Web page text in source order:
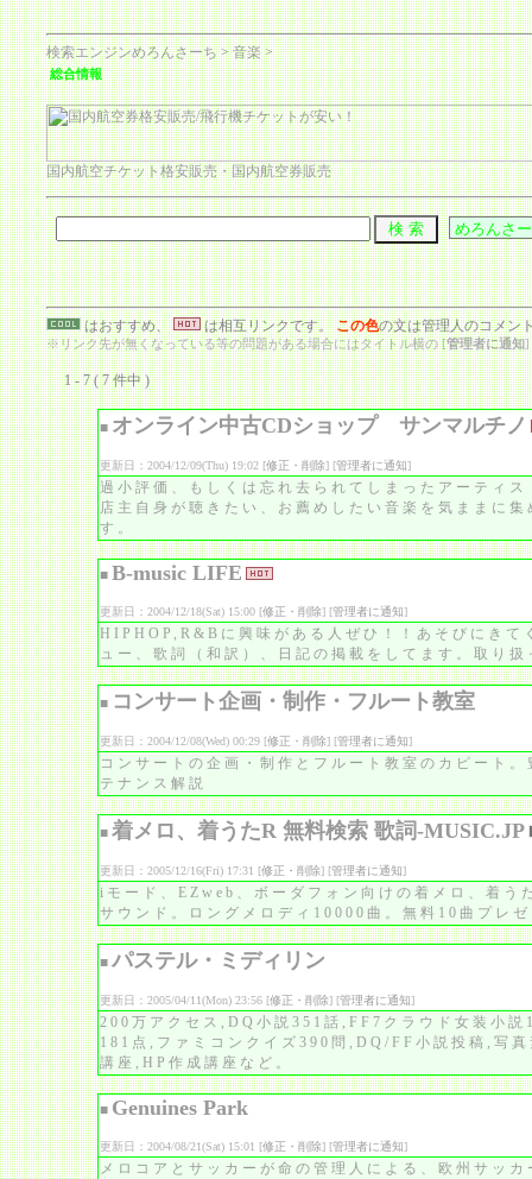
検索エンジンめろんさーち>音楽>
総合情報
国内航空チケット格安販売・国内航空券販売
はおすすめ、 は相互リンクです。この色の文は管理人のコメン
※リンク先が無くなっている等の問題がある場合にはタイトル横の [管理者に通知]
1 - 7 ( 7 件中 )
■ オンライン中古CDショップ サンマルチノ
更新日：2004/12/09(Thu) 19:02 [修正・削除] [管理者に通知]
過小評価、もしくは忘れ去られてしまったアーティ
店主自身が聴きたい、お薦めしたい音楽を気ままに
す。
■ B-music LIFE
更新日：2004/12/18(Sat) 15:00 [修正・削除] [管理者に通知]
HIPHOP,R&Bに興味がある人ぜひ！！あそびにきて
ュー、歌詞（和訳）、日記の掲載をしてます。取り
■ コンサート企画・制作・フルート教室
更新日：2004/12/08(Wed) 00:29 [修正・削除] [管理者に通知]
コンサートの企画・制作とフルート教室のカピート
テナンス解説
■ 着メロ、着うたR 無料検索 歌詞-MUSIC.JP
更新日：2005/12/16(Fri) 17:31 [修正・削除] [管理者に通知]
iモード、EZweb、ボーダフォン向けの着メロ、着う
サウンド。ロングメロディ10000曲。無料10曲プレ
■ パステル・ミディリン
更新日：2005/04/11(Mon) 23:56 [修正・削除] [管理者に通知]
200万アクセス,DQ小説351話,FF7クラウド女装小
181点,ファミコンクイズ390問,DQ/FF小説投稿,写
講座,HP作成講座など。
■ Genuines Park
更新日：2004/08/21(Sat) 15:01 [修正・削除] [管理者に通知]
メロコアとサッカーが命の管理人による、欧州サッ